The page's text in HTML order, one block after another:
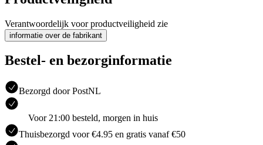
Verantwoordelijk voor productveiligheid zie
informatie over de fabrikant
Bestel- en bezorginformatie
Bezorgd door PostNL
Voor 21:00 besteld, morgen in huis
Thuisbezorgd voor €4.95 en gratis vanaf €50